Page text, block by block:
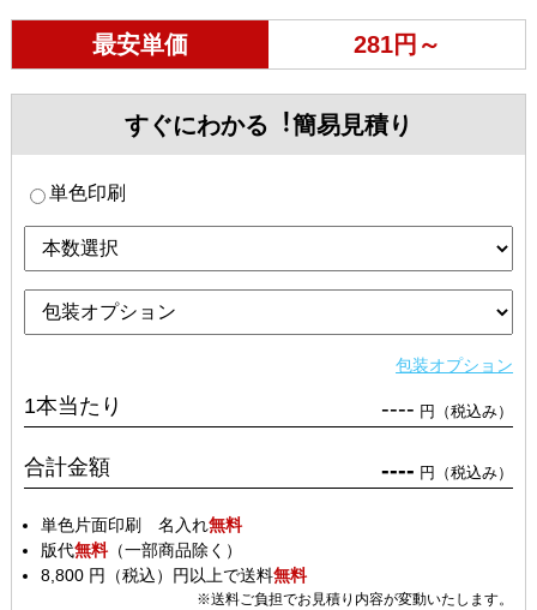
最安単価 281円～
すぐにわかる︕簡易見積り
単色印刷
包装オプション
1本当たり ---- 円（税込み）
合計金額 ---- 円（税込み）
単色片面印刷 名入れ無料
版代無料（一部商品除く）
8,800 円（税込）円以上で送料無料
※送料ご負担でお見積り内容が変動いたします。